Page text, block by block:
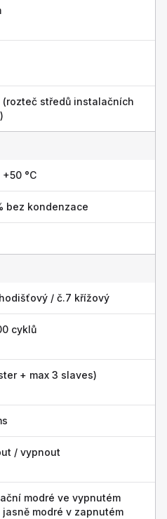
(rozteč středů instalačních
+50 °C
bez kondenzace
/ č.7 křížový
cyklů
+ max 3 slaves)
/ vypnout
modré ve vypnutém
jasně modré v zapnutém